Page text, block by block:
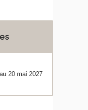
20 mai 2027